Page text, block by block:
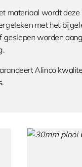
materiaal wordt
met het
geslepen worden
Alinco